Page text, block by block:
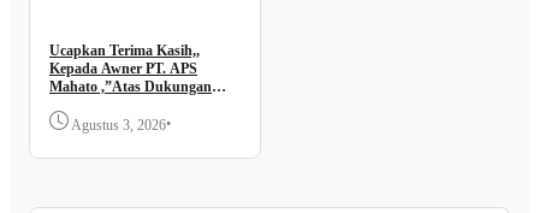
Ucapkan Terima Kasih,,
Kepada Awner PT. APS
Mahato ,”Atas Dukungan
Dangdut Dadakan KM 21 ,,
Agustus 3, 2026•